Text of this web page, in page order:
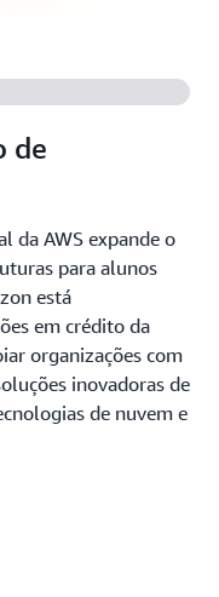
de
da AWS expande o
para alunos
está
em crédito da
organizações com
inovadoras de
de nuvem e